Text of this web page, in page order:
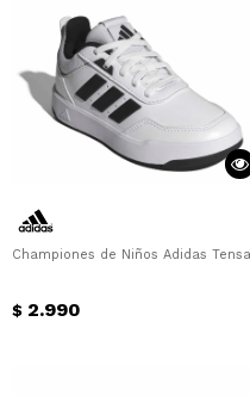
Championes de Niños Adidas
$ 2.990